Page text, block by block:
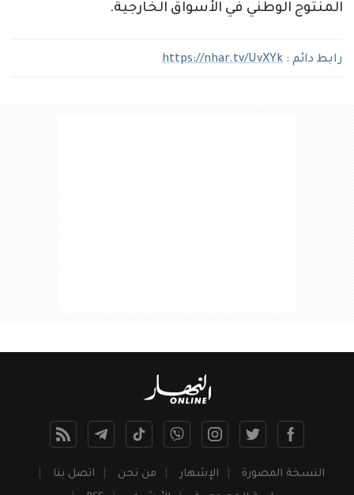
المنتوج الوطني في الأسواق الخارجية.
رابط دائم : https://nhar.tv/UvXYk
النسخة المصورة الإشهار من نحن
اتصل بنا